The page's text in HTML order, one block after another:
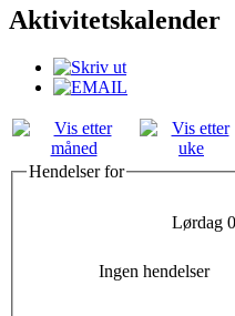
Aktivitetskalender
Hendelser for
Lørdag
Ingen hendelser